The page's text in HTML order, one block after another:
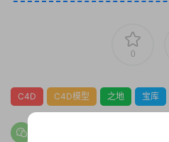
0
C4D C4D模型 之地 宝库